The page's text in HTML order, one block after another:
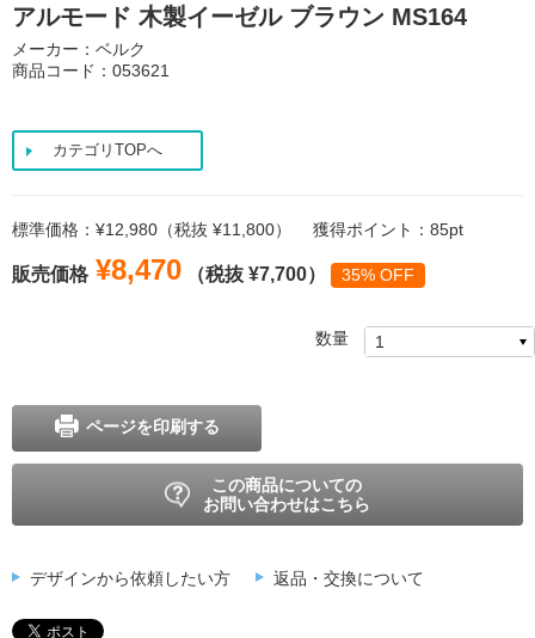
アルモード 木製イーゼル ブラウン MS164
メーカー：ベルク
商品コード：053621
カテゴリTOPへ
標準価格：¥12,980（税抜 ¥11,800） 獲得ポイント：85pt
販売価格 ¥8,470 （税抜 ¥7,700） 35% OFF
数量
ページを印刷する
この商品についての
お問い合わせはこちら
デザインから依頼したい方 返品・交換について